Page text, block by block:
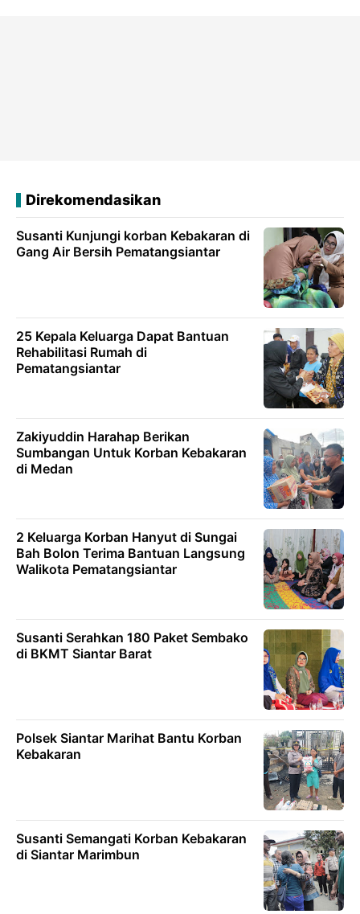
Direkomendasikan
Susanti Kunjungi korban Kebakaran di
Gang Air Bersih Pematangsiantar
25 Kepala Keluarga Dapat Bantuan
Rehabilitasi Rumah di
Pematangsiantar
Zakiyuddin Harahap Berikan
Sumbangan Untuk Korban Kebakaran
di Medan
2 Keluarga Korban Hanyut di Sungai
Bah Bolon Terima Bantuan Langsung
Walikota Pematangsiantar
Susanti Serahkan 180 Paket Sembako
di BKMT Siantar Barat
Polsek Siantar Marihat Bantu Korban
Kebakaran
Susanti Semangati Korban Kebakaran
di Siantar Marimbun